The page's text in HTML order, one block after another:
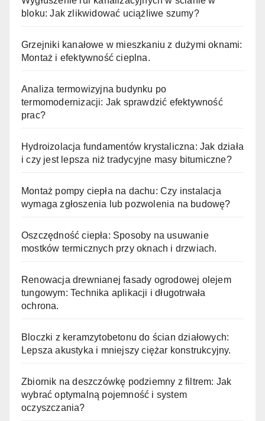
bloku: Jak zlikwidować uciążliwe szumy?
Grzejniki kanałowe w mieszkaniu z dużymi oknami:
Montaż i efektywność cieplna.
Analiza termowizyjna budynku po
termomodernizacji: Jak sprawdzić efektywność
prac?
Hydroizolacja fundamentów krystaliczna: Jak działa
i czy jest lepsza niż tradycyjne masy bitumiczne?
Montaż pompy ciepła na dachu: Czy instalacja
wymaga zgłoszenia lub pozwolenia na budowę?
Oszczędność ciepła: Sposoby na usuwanie
mostków termicznych przy oknach i drzwiach.
Renowacja drewnianej fasady ogrodowej olejem
tungowym: Technika aplikacji i długotrwała
ochrona.
Bloczki z keramzytobetonu do ścian działowych:
Lepsza akustyka i mniejszy ciężar konstrukcyjny.
Zbiornik na deszczówkę podziemny z filtrem: Jak
wybrać optymalną pojemność i system
oczyszczania?